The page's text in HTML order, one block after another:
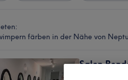
färben in der Nähe von
Salon